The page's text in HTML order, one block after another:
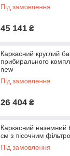
Під замовлення
45 141 ₴
Каркасний круглий
прибирального
new
Під замовлення
26 404 ₴
Каркасний наземний
см з пісочним
Під замовлення